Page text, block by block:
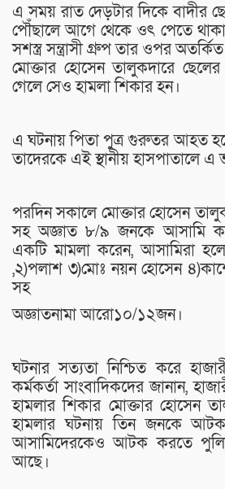
এ সময় রাত দেড়টার দিকে বাদীর
পৌঁছালে আগে থেকে ওৎ পেতে
সশস্ত্র সন্ত্রাসী গ্রুপ তার ওপর
মোক্তার হোসেন তালুকদারে
গেলে সেও হামলা শিকার হন।
এ ঘটনায় পিতা পুত্র গুরুতর আহত হলে
তাদেরকে এই স্থানীয় হাসপাতালে এ
পরদিন সকালে মোক্তার হোসেন
সহ অজ্ঞাত ৮/৯ জনকে আসামি
একটি মামলা করেন, আসামিরা
,২)পলাশ ৩)মোঃ নয়ন হোসেন
সহ
অজ্ঞাতনামা আরো১০/১২জন।
ঘটনার সত্যতা নিশ্চিত করে
কর্মকর্তা সাংবাদিকদের জানান,
হামলার শিকার মোক্তার হোসেন
হামলার ঘটনায় তিন জনকে
আসামিদেরকেও আটক করতে
আছে।